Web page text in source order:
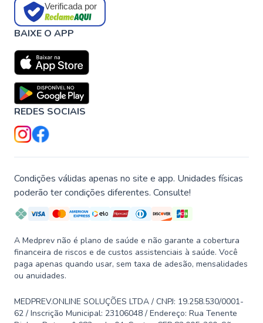
Verificada por
BAIXE O APP
REDES SOCIAIS
Condições válidas apenas no site e app. Unidades físicas
poderão ter condições diferentes. Consulte!
A Medprev não é plano de saúde e não garante a cobertura
financeira de riscos e de custos assistenciais à saúde. Você
paga apenas quando usar, sem taxa de adesão, mensalidades
ou anuidades.
MEDPREV.ONLINE SOLUÇÕES LTDA / CNPJ: 19.258.530/0001-
62 / Inscrição Municipal: 23106048 / Endereço: Rua Tenente